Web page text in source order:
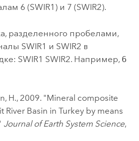
6 (SWIR1) и 7 (SWIR2).
разделенного пробелами,
SWIR1 и SWIR2 в
SWIR1 SWIR2. Например, 6
H., 2009. "Mineral composite
River Basin in Turkey by means
Journal of Earth System Science,